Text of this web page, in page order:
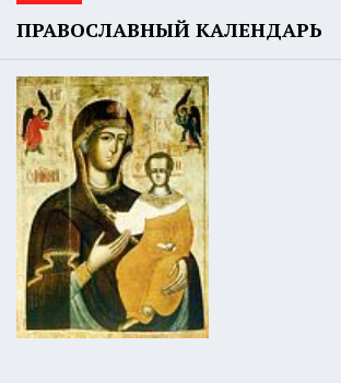
ПРАВОСЛАВНЫЙ КАЛЕНДАРЬ